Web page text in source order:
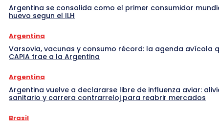
Argentina se consolida como el primer consumidor
huevo segun el ILH
Argentina
Varsovia, vacunas y consumo récord: la agenda avícola
CAPIA trae a la Argentina
Argentina
Argentina vuelve a declararse libre de influenza aviar:
sanitario y carrera contrarreloj para reabrir mercados
Brasil